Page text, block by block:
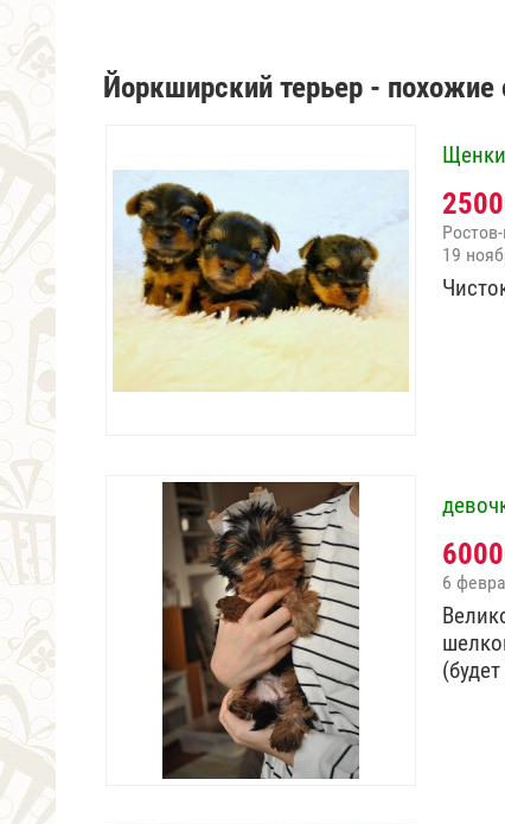
Йоркширский терьер - похожие
19
6